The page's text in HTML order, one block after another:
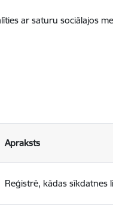
ar saturu sociālajos
Apraksts
Reģistrē, kādas sīkdatnes